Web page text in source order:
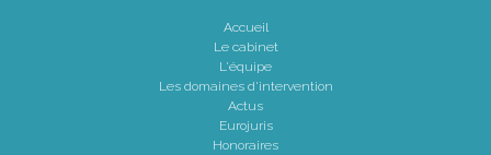
Accueil
Le cabinet
L'équipe
Les domaines d'intervention
Actus
Eurojuris
Honoraires